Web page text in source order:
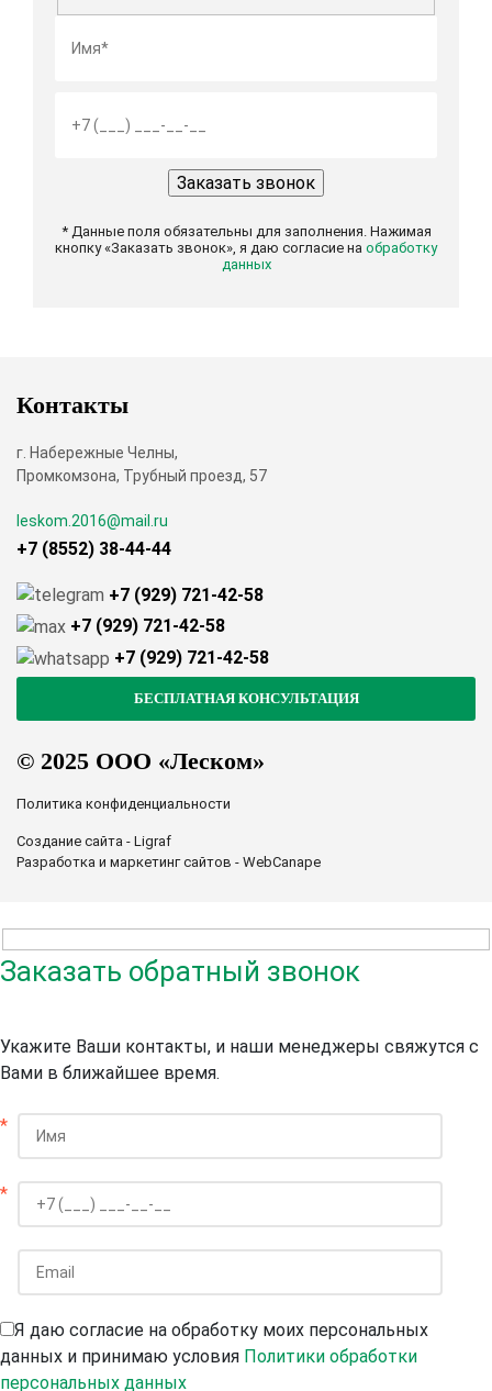
* Данные поля обязательны для заполнения. Нажимая
кнопку «Заказать звонок», я даю согласие на обработку
данных
© 2025 ООО «Леском»
Политика конфиденциальности
Создание сайта - Ligraf
Разработка и маркетинг сайтов - WebCanape
Контакты
г. Набережные Челны,
Промкомзона, Трубный проезд, 57
leskom.2016@mail.ru
+7 (8552) 38-44-44
+7 (929) 721-42-58
+7 (929) 721-42-58
+7 (929) 721-42-58
Заказать обратный звонок
Укажите Ваши контакты, и наши менеджеры свяжутся с
Вами в ближайшее время.
*
*
Я даю согласие на обработку моих персональных
данных и принимаю условия Политики обработки
персональных данных